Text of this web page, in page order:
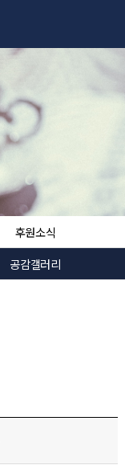
후원소식
공감갤러리